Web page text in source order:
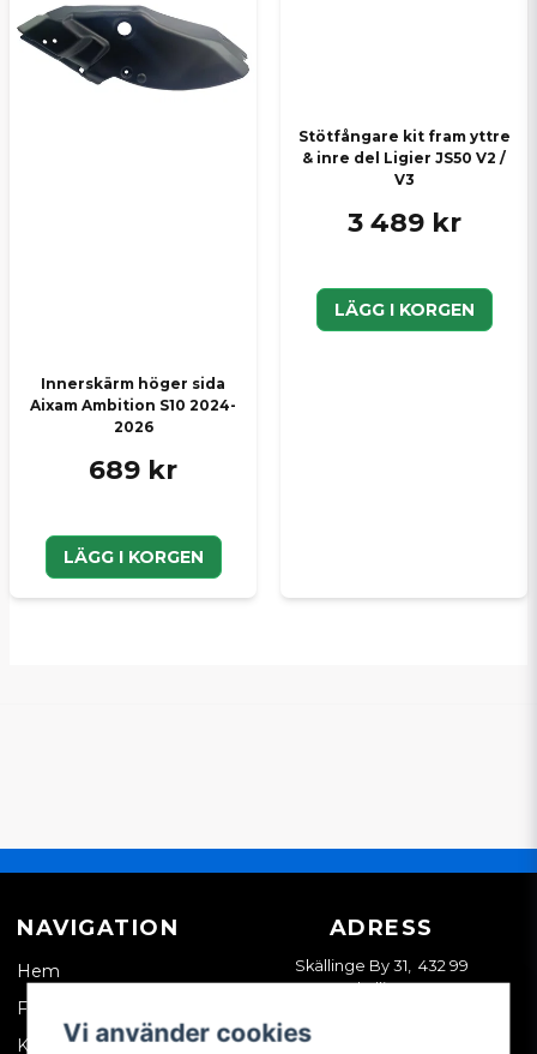
Innerskärm höger sida
Aixam Ambition S10 2024-
2026
689 kr
LÄGG I KORGEN
Stötfångare kit fram yttre
& inre del Ligier JS50 V2 /
V3
3 489 kr
LÄGG I KORGEN
NAVIGATION
Hem
Företagskund
Kontakta oss
ADRESS
Skällinge By 31, 432 99
Skällinge
Vi använder cookies